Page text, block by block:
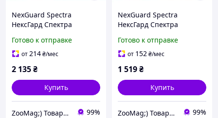
NexGuard Spectra
НексГард Спектра
паразитов для собак XL
(30-60 кг) упаковка 3 таб
Готово к отправке
от214₴/мес
2 135₴
Купить
ZooMag;) Товары для животных 99%
NexGuard Spectra
НексГард Спектра
паразитов для собак S
(3.5-7.5 кг) упаковка 3 таб
Готово к отправке
от 152₴/мес
1 519₴
Купить
ZooMag;) Товары для животных 99%